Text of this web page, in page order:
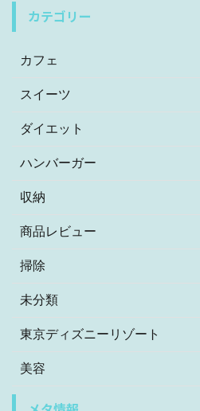
カテゴリー
カフェ
スイーツ
ダイエット
ハンバーガー
収納
商品レビュー
掃除
未分類
東京ディズニーリゾート
美容